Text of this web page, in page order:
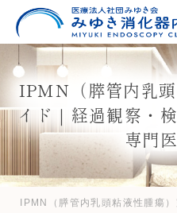
IPMN（膵管内乳
イド｜経過観察・
専門
IPMN（膵管内乳頭粘液性腫瘍